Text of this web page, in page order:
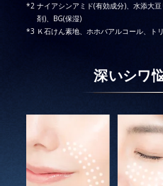
ナイアシンアミド(有効成分)、水添大
剤)、BG(保湿)
Ｋ石けん素地、ホホバアルコール、ト
深いシワ